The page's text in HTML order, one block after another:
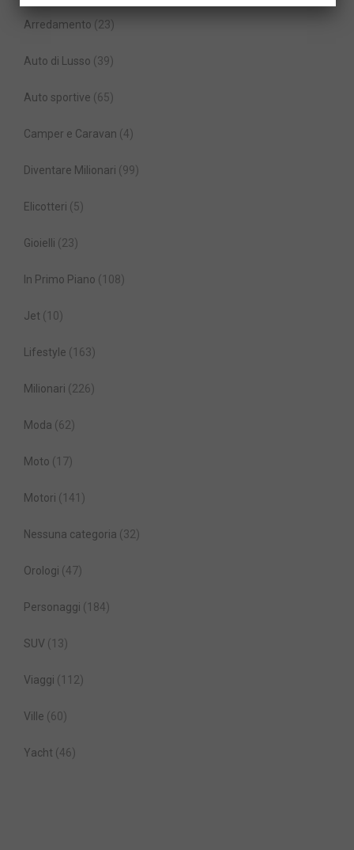
Arredamento (23)
Auto di Lusso (39)
Auto sportive (65)
Camper e Caravan (4)
Diventare Milionari (99)
Elicotteri (5)
Gioielli (23)
In Primo Piano (108)
Jet (10)
Lifestyle (163)
Milionari (226)
Moda (62)
Moto (17)
Motori (141)
Nessuna categoria (32)
Orologi (47)
Personaggi (184)
SUV (13)
Viaggi (112)
Ville (60)
Yacht (46)